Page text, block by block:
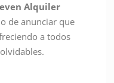
Alquiler
de anunciar que
a todos